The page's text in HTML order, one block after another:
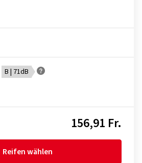
B | 71dB
156,91 Fr.
Reifen wählen